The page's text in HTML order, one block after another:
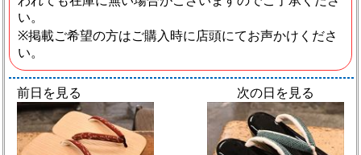
い。
※掲載ご希望の方はご購入時に店頭にてお声かけくださ
い。
前日を見る 次の日を見る